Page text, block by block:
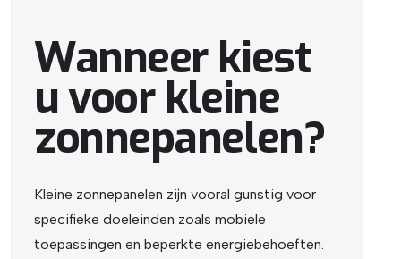
Wanneer kiest
u voor kleine
zonnepanelen?
Kleine zonnepanelen zijn vooral gunstig voor
specifieke doeleinden zoals mobiele
toepassingen en beperkte energiebehoeften.